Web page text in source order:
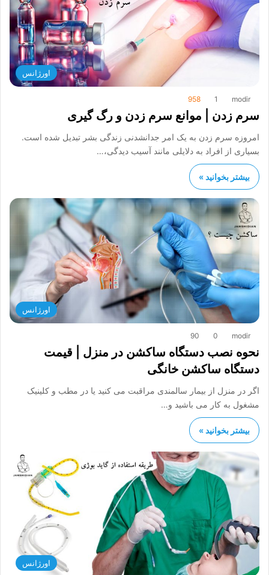
اورژانس
modir
1
958
سرم زدن | موانع سرم زدن و رگ گیری
امروزه سرم زدن به یک امر جدانشدنی زندگی بشر تبدیل شده است.
بسیاری از افراد به دلایلی مانند آسیب دیدگی،…
بیشتر بخوانید »
اورژانس
modir
0
90
نحوه نصب دستگاه ساکشن در منزل | قیمت
دستگاه ساکشن خانگی
اگر در منزل از بیمار سالمندی مراقبت می کنید یا در مطب و کلینیک
مشغول به کار می باشید و…
بیشتر بخوانید »
اورژانس